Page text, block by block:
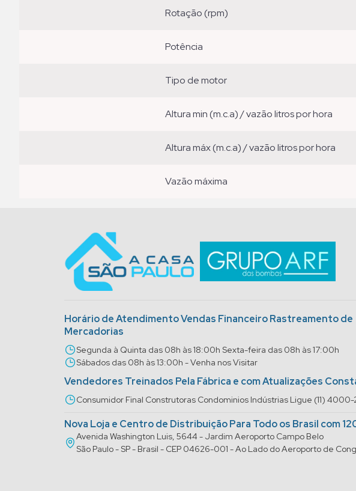
rotação (rpm)
potência
tipo de motor
altura min (m.c.a) / vazão litros por hora
altura máx (m.c.a) / vazão litros por hora
vazão máxima
Horário de Atendimento Vendas Financeiro Rastreamento de
Mercadorias
Segunda à Quinta das 08h às 18:00h Sexta-feira das 08h às 17:00h
Sábados das 08h às 13:00h - Venha nos Visitar
Vendedores Treinados Pela Fábrica e com Atualizações
Consumidor Final Construtoras Condominios Indústrias Ligue (11)
Nova Loja e Centro de Distribuição Para Todo os Brasil com
Avenida Washington Luis, 5644 - Jardim Aeroporto Campo Belo
São Paulo - SP - Brasil - CEP 04626-001 - Ao Lado do Aeroporto de